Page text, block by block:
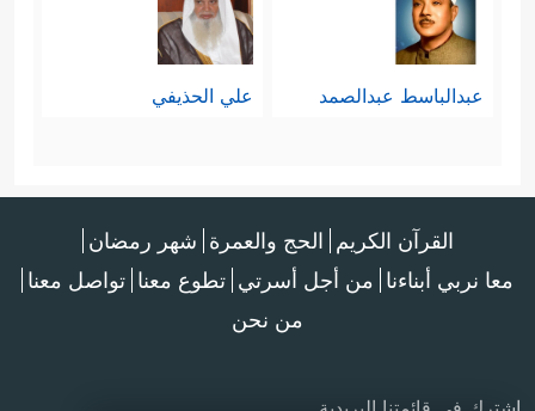
عبدالباسط عبدالصمد علي الحذيفي
القرآن الكريم الحج والعمرة شهر رمضان
معا نربي أبناءنا من أجل أسرتي تطوع معنا تواصل معنا
من نحن